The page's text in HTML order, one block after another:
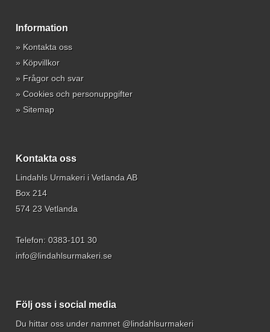
Information
» Kontakta oss
» Köpvillkor
» Frågor och svar
» Cookies och personuppgifter
» Sitemap
Kontakta oss
Lindahls Urmakeri i Vetlanda AB
Box 214
574 23 Vetlanda
Telefon: 0383-101 30
info@lindahlsurmakeri.se
Följ oss i social media
Du hittar oss under namnet @lindahlsurmakeri